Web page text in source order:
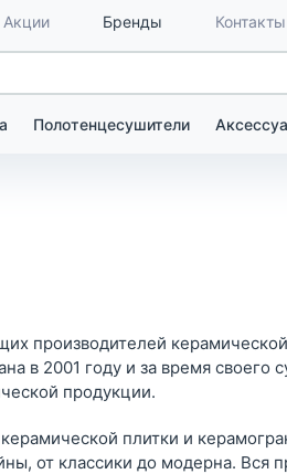
Акции Бренды
Полотенцесушители
производителей
в 2001 году и за время своего
продукции.
плитки и
от классики до модерна. Вся